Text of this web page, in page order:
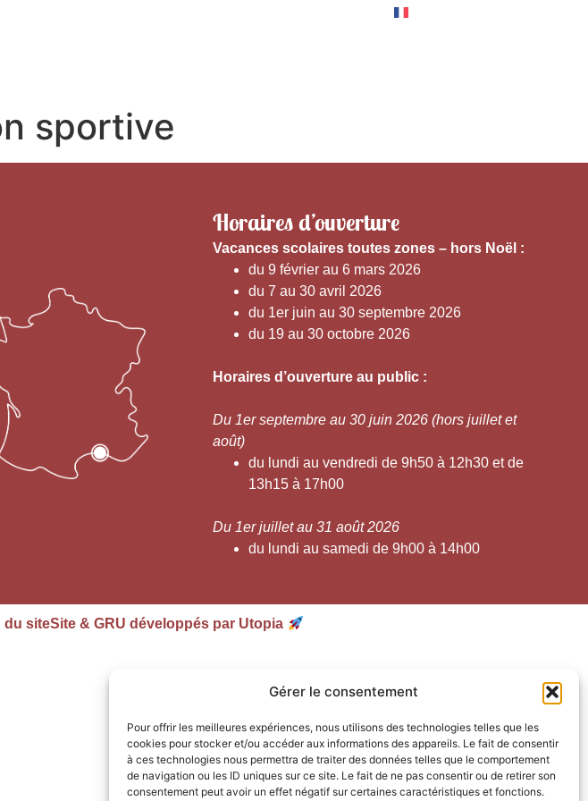
Gérer le consentement
Pour offrir les meilleures expériences, nous utilisons des technologies telles que les
cookies pour stocker et/ou accéder aux informations des appareils. Le fait de consentir
à ces technologies nous permettra de traiter des données telles que le comportement
de navigation ou les ID uniques sur ce site. Le fait de ne pas consentir ou de retirer son
consentement peut avoir un effet négatif sur certaines caractéristiques et fonctions.
sportive
Horaires d’ouverture
Vacances scolaires toutes zones – hors Noël :
du 9 février au 6 mars 2026
du 7 au 30 avril 2026
du 1er juin au 30 septembre 2026
du 19 au 30 octobre 2026
Horaires d’ouverture au public :
Du 1er septembre au 30 juin 2026 (hors juillet et
août)
du lundi au vendredi de 9h50 à 12h30 et de
13h15 à 17h00
Du 1er juillet au 31 août 2026
du lundi au samedi de 9h00 à 14h00
du siteSite & GRU développés par Utopia